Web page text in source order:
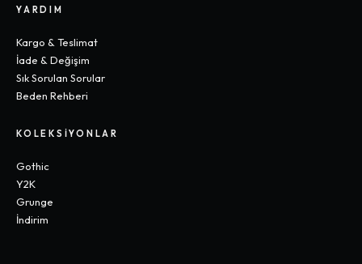
YARDIM
Kargo & Teslimat
İade & Değişim
Sık Sorulan Sorular
Beden Rehberi
KOLEKSIYONLAR
Gothic
Y2K
Grunge
İndirim